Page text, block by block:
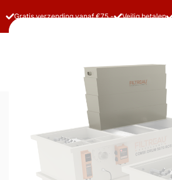
Gratis verzending vanaf €75,- Veilig betalen